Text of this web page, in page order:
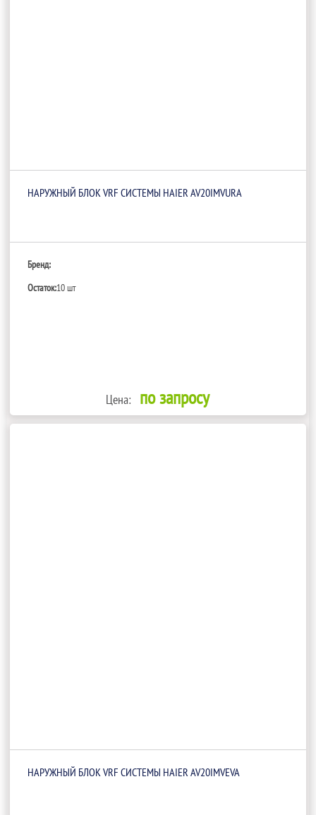
НАРУЖНЫЙ БЛОК VRF СИСТЕМЫ HAIER AV20IMVURA
Бренд:
Остаток:10 шт
Цена: по запросу
НАРУЖНЫЙ БЛОК VRF СИСТЕМЫ HAIER AV20IMVEVA